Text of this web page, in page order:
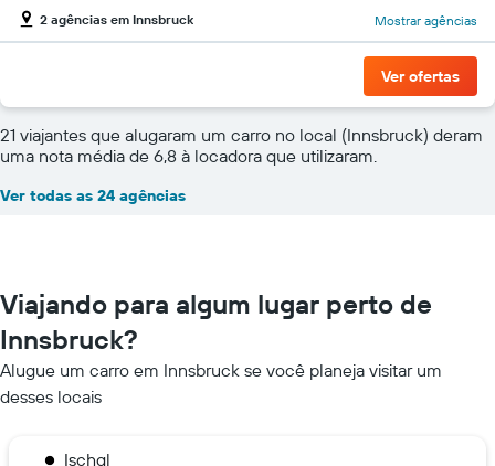
2 agências em Innsbruck Mostrar agências
Ver ofertas
21 viajantes que alugaram um carro no local (Innsbruck) deram
uma nota média de 6,8 à locadora que utilizaram.
Ver todas as 24 agências
Viajando para algum lugar perto de
Innsbruck?
Alugue um carro em Innsbruck se você planeja visitar um
desses locais
Ischgl